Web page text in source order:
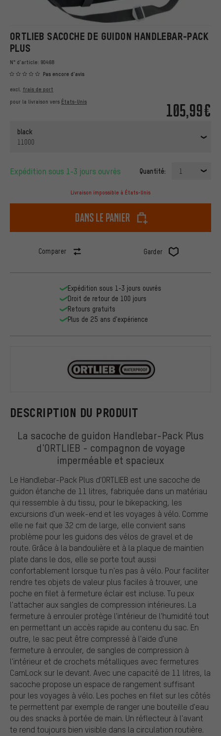
ORTLIEB SACOCHE DE GUIDON HANDLEBAR-PACK
PLUS
N° d'article: 90468
Pas encore d'avis
105,99€
excl. frais de port
pour la livraison vers États-Unis
black
11000
Expédition sous 1-3 jours ouvrés Quantité: 1
Livraison impossible à États-Unis
dans le panier
Comparer Garder
DESCRIPTION DU PRODUIT
La sacoche de guidon Handlebar-Pack Plus
d'ORTLIEB - compagnon de voyage
imperméable et spacieux
Le Handlebar-Pack Plus d'ORTLIEB est une sacoche de
guidon étanche de 11 litres, fabriquée dans un matériau
qui ressemble à du tissu, pour le bikepacking, les
excursions d'un week-end et les voyages à vélo. Comme
elle ne fait que 32 cm de large, elle convient sans
problème pour les guidons des vélos de gravel et de
route. Grâce à la bandoulière et à la plaque de maintien
plate dans le dos, elle se porte tout aussi
confortablement lorsque tu n'es pas à vélo. Pour faciliter
rendre tes objets de valeur plus faciles à trouver, une
poche en filet à fermeture éclair est incluse. Tu peux
l'attacher aux sangles de compression intérieures. La
fermeture à enrouler protège l'intérieur de l'humidité tout
en permettant un accès rapide au contenu du sac. En
outre, le sac peut être compressé à l'aide d'une
fermeture à enrouler, de sangles de compression à
l'intérieur et de crochets métalliques avec fermetures
CamLock sur le devant. Avec une capacité de 11 litres, la
sacoche propose un espace de rangement suffisant
pour les voyages à vélo. Les poches en filet sur les côtés
te permettent par exemple de ranger une bouteille d'eau
ou des snacks à portée de main. Un réflecteur à l'avant
te rend toujours bien visible dans la circulation routière.
Expédition sous 1-3 jours ouvrés
Droit de retour de 100 jours
Retours gratuits
Plus de 25 ans d'expérience
ORTLIEB